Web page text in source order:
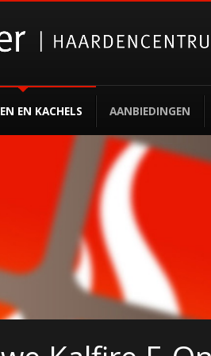
EN KACHELS AANBIEDINGEN